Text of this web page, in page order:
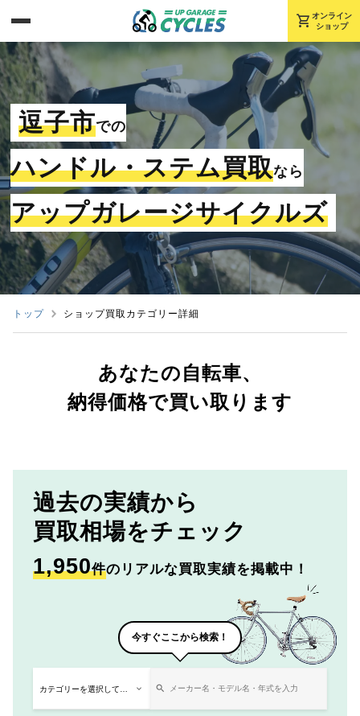
shopping_cart オンライン
ショップ
逗子市での
ハンドル・ステム買取なら
アップガレージサイクルズ
トップ ショップ買取カテゴリー詳細
あなたの自転車、
納得価格で買い取ります
過去の実績から
買取相場をチェック
1,950件のリアルな買取実績を掲載中！
今すぐここから検索！